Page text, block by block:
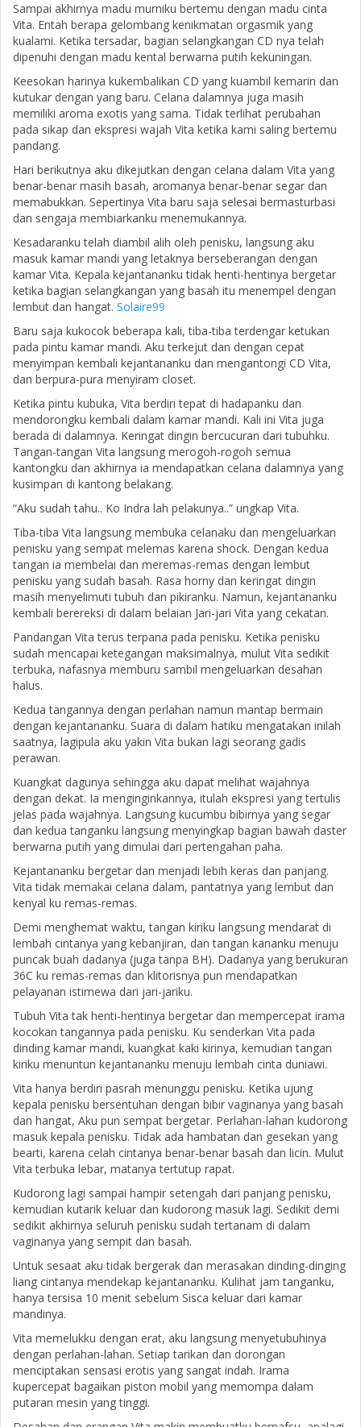
Sampai akhirnya madu murniku bertemu dengan madu cinta
Vita. Entah berapa gelombang kenikmatan orgasmik yang
kualami. Ketika tersadar, bagian selangkangan CD nya telah
dipenuhi dengan madu kental berwarna putih kekuningan.
Keesokan harinya kukembalikan CD yang kuambil kemarin dan
kutukar dengan yang baru. Celana dalamnya juga masih
memiliki aroma exotis yang sama. Tidak terlihat perubahan
pada sikap dan ekspresi wajah Vita ketika kami saling bertemu
pandang.
Hari berikutnya aku dikejutkan dengan celana dalam Vita yang
benar-benar masih basah, aromanya benar-benar segar dan
memabukkan. Sepertinya Vita baru saja selesai bermasturbasi
dan sengaja membiarkanku menemukannya.
Kesadaranku telah diambil alih oleh penisku, langsung aku
masuk kamar mandi yang letaknya berseberangan dengan
kamar Vita. Kepala kejantananku tidak henti-hentinya bergetar
ketika bagian selangkangan yang basah itu menempel dengan
lembut dan hangat. Solaire99
Baru saja kukocok beberapa kali, tiba-tiba terdengar ketukan
pada pintu kamar mandi. Aku terkejut dan dengan cepat
menyimpan kembali kejantananku dan mengantongi CD Vita,
dan berpura-pura menyiram closet.
Ketika pintu kubuka, Vita berdiri tepat di hadapanku dan
mendorongku kembali dalam kamar mandi. Kali ini Vita juga
berada di dalamnya. Keringat dingin bercucuran dari tubuhku.
Tangan-tangan Vita langsung merogoh-rogoh semua
kantongku dan akhirnya ia mendapatkan celana dalamnya yang
kusimpan di kantong belakang.
“Aku sudah tahu.. Ko Indra lah pelakunya..” ungkap Vita.
Tiba-tiba Vita langsung membuka celanaku dan mengeluarkan
penisku yang sempat melemas karena shock. Dengan kedua
tangan ia membelai dan meremas-remas dengan lembut
penisku yang sudah basah. Rasa horny dan keringat dingin
masih menyelimuti tubuh dan pikiranku. Namun, kejantananku
kembali berereksi di dalam belaian Jari-jari Vita yang cekatan.
Pandangan Vita terus terpana pada penisku. Ketika penisku
sudah mencapai ketegangan maksimalnya, mulut Vita sedikit
terbuka, nafasnya memburu sambil mengeluarkan desahan
halus.
Kedua tangannya dengan perlahan namun mantap bermain
dengan kejantananku. Suara di dalam hatiku mengatakan inilah
saatnya, lagipula aku yakin Vita bukan lagi seorang gadis
perawan.
Kuangkat dagunya sehingga aku dapat melihat wajahnya
dengan dekat. Ia menginginkannya, itulah ekspresi yang tertulis
jelas pada wajahnya. Langsung kucumbu bibirnya yang segar
dan kedua tanganku langsung menyingkap bagian bawah daster
berwarna putih yang dimulai dari pertengahan paha.
Kejantananku bergetar dan menjadi lebih keras dan panjang.
Vita tidak memakai celana dalam, pantatnya yang lembut dan
kenyal ku remas-remas.
Demi menghemat waktu, tangan kiriku langsung mendarat di
lembah cintanya yang kebanjiran, dan tangan kananku menuju
puncak buah dadanya (juga tanpa BH). Dadanya yang berukuran
36C ku remas-remas dan klitorisnya pun mendapatkan
pelayanan istimewa dari jari-jariku.
Tubuh Vita tak henti-hentinya bergetar dan mempercepat irama
kocokan tangannya pada penisku. Ku senderkan Vita pada
dinding kamar mandi, kuangkat kaki kirinya, kemudian tangan
kiriku menuntun kejantananku menuju lembah cinta duniawi.
Vita hanya berdiri pasrah menunggu penisku. Ketika ujung
kepala penisku bersentuhan dengan bibir vaginanya yang basah
dan hangat, Aku pun sempat bergetar. Perlahan-lahan kudorong
masuk kepala penisku. Tidak ada hambatan dan gesekan yang
bearti, karena celah cintanya benar-benar basah dan licin. Mulut
Vita terbuka lebar, matanya tertutup rapat.
Kudorong lagi sampai hampir setengah dari panjang penisku,
kemudian kutarik keluar dan kudorong masuk lagi. Sedikit demi
sedikit akhirnya seluruh penisku sudah tertanam di dalam
vaginanya yang sempit dan basah.
Untuk sesaat aku tidak bergerak dan merasakan dinding-dinging
liang cintanya mendekap kejantananku. Kulihat jam tanganku,
hanya tersisa 10 menit sebelum Sisca keluar dari kamar
mandinya.
Vita memelukku dengan erat, aku langsung menyetubuhinya
dengan perlahan-lahan. Setiap tarikan dan dorongan
menciptakan sensasi erotis yang sangat indah. Irama
kupercepat bagaikan piston mobil yang memompa dalam
putaran mesin yang tinggi.